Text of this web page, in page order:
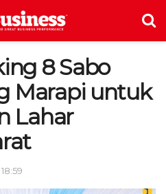
8 Sabo
Marapi untuk
Lahar